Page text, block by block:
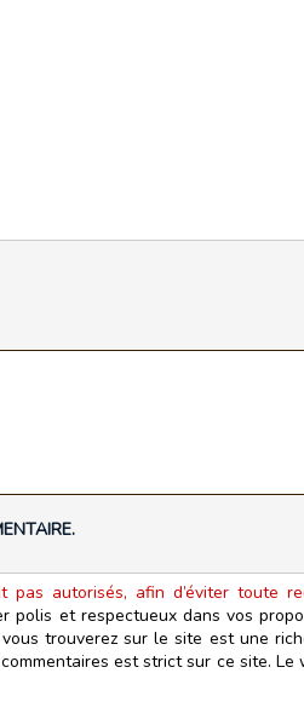
pas autorisés, afin d’éviter toute
polis et respectueux dans vos
trouverez sur le site est une
est strict sur ce site.